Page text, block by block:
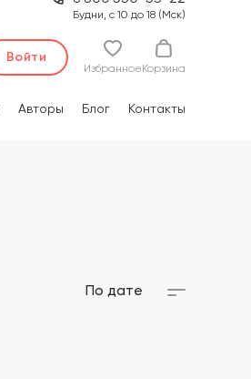
Будни, с 10 до 18 (Мск)
Войти
Избранное Корзина
Авторы Блог Контакты
По дате